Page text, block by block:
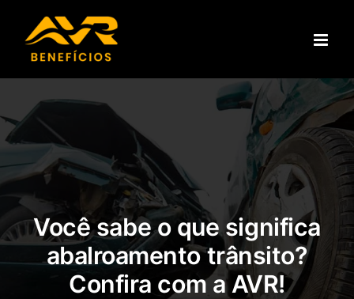
Você sabe o que significa
abalroamento trânsito?
Confira com a AVR!